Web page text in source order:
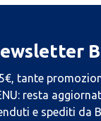
tante
resta
e spediti da